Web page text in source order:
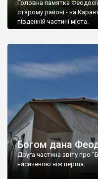
Головна памятка
старому районі - на
південній частині міста.
Богом дана
Друга частина звіту про
насиченою ніж перша.